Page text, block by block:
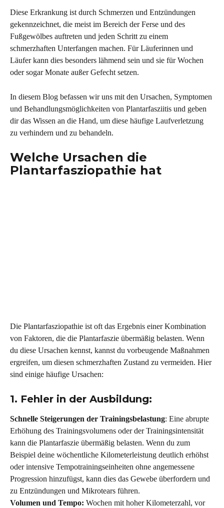
Diese Erkrankung ist durch Schmerzen und Entzündungen
gekennzeichnet, die meist im Bereich der Ferse und des
Fußgewölbes auftreten und jeden Schritt zu einem
schmerzhaften Unterfangen machen. Für Läuferinnen und
Läufer kann dies besonders lähmend sein und sie für Wochen
oder sogar Monate außer Gefecht setzen.
In diesem Blog befassen wir uns mit den Ursachen, Symptomen
und Behandlungsmöglichkeiten von Plantarfasziitis und geben
dir das Wissen an die Hand, um diese häufige Laufverletzung
zu verhindern und zu behandeln.
Welche Ursachen die
Plantarfasziopathie hat
Die Plantarfasziopathie ist oft das Ergebnis einer Kombination
von Faktoren, die die Plantarfaszie übermäßig belasten. Wenn
du diese Ursachen kennst, kannst du vorbeugende Maßnahmen
ergreifen, um diesen schmerzhaften Zustand zu vermeiden. Hier
sind einige häufige Ursachen:
1. Fehler in der Ausbildung:
Schnelle Steigerungen der Trainingsbelastung: Eine abrupte
Erhöhung des Trainingsvolumens oder der Trainingsintensität
kann die Plantarfaszie übermäßig belasten. Wenn du zum
Beispiel deine wöchentliche Kilometerleistung deutlich erhöhst
oder intensive Tempotrainingseinheiten ohne angemessene
Progression hinzufügst, kann dies das Gewebe überfordern und
zu Entzündungen und Mikrotears führen.
Volumen und Tempo: Wochen mit hoher Kilometerzahl, vor